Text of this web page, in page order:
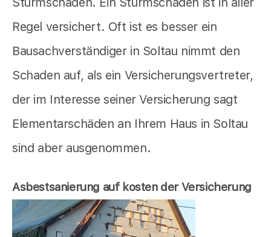
Regel versichert. Oft ist es besser ein
Bausachverständiger in Soltau nimmt den
Schaden auf, als ein Versicherungsvertreter,
der im Interesse seiner Versicherung sagt
Elementarschäden an Ihrem Haus in Soltau
sind aber ausgenommen.
Asbestsanierung auf kosten der Versicherung